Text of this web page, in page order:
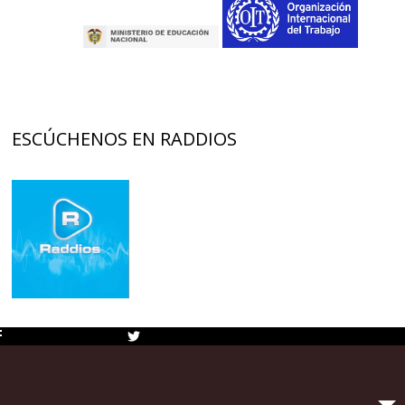
ESCÚCHENOS EN RADDIOS